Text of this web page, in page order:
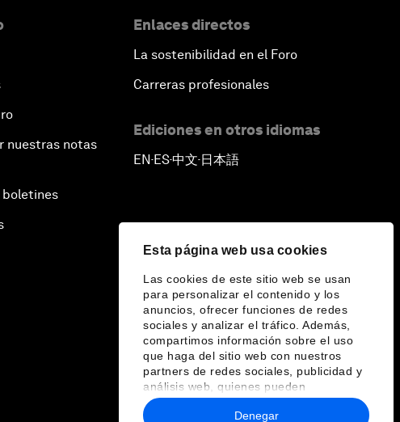
Esta página web usa cookies
Las cookies de este sitio web se usan
para personalizar el contenido y los
anuncios, ofrecer funciones de redes
sociales y analizar el tráfico. Además,
compartimos información sobre el uso
que haga del sitio web con nuestros
partners de redes sociales, publicidad y
análisis web, quienes pueden
combinarla con otra información que les
haya proporcionado o que hayan
Denegar
nuestras notas
boletines
Enlaces directos
La sostenibilidad en el Foro
Carreras profesionales
Ediciones en otros idiomas
EN▪ES▪中文▪ 日本語